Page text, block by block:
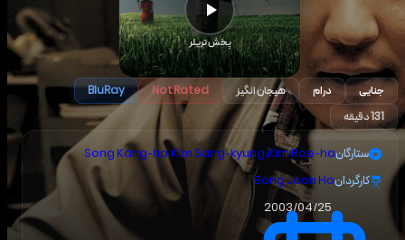
پخش تریلر
جنایی درام هیجان انگیز Not Rated
BluRay
131 دقیقه
ستارگان Song Kang-ho،Kim Sang-kyung،Kim Roe-ha
کارگردانBong Joon Ho
2003/04/25